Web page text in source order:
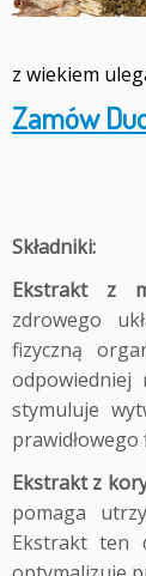
z wiekiem
Zamów
Składniki:
Ekstrakt z
zdrowego
fizyczną
odpowiedniej
stymuluje
Ekstrakt z
pomaga
Ekstrakt ten